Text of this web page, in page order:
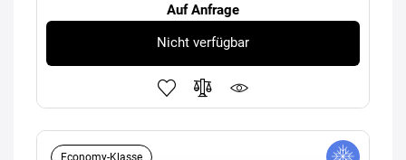
Auf Anfrage
Nicht verfügbar
Economy-Klasse